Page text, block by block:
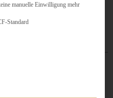
manuelle Einwilligung mehr
Standard